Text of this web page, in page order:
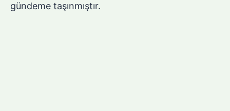
gündeme taşınmıştır.